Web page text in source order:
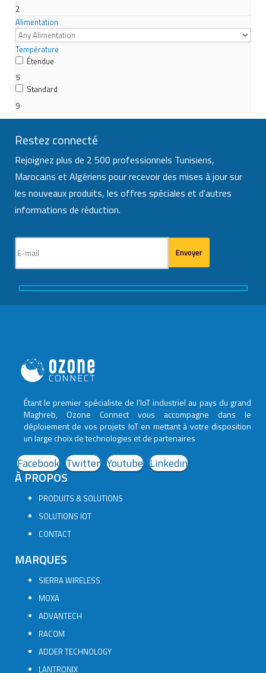
2
Alimentation
Température
Étendue
5
Standard
9
Restez connecté
Rejoignez plus de 2 500 professionnels Tunisiens,
Marocains et Algériens pour recevoir des mises à jour sur
les nouveaux produits, les offres spéciales et d'autres
informations de réduction.
Étant le premier spécialiste de l'IoT industriel au pays du grand
Maghreb, Ozone Connect vous accompagne dans le
déploiement de vos projets IoT en mettant à votre disposition
un large choix de technologies et de partenaires
Facebook Twitter Youtube Linkedin
À PROPOS
PRODUITS & SOLUTIONS
SOLUTIONS IOT
CONTACT
MARQUES
SIERRA WIRELESS
MOXA
ADVANTECH
RACOM
ADDER TECHNOLOGY
LANTRONIX